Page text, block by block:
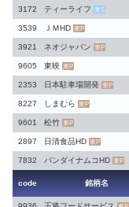
3172 ティーライフ 東S
3539 ＪＭHD 東P
3921 ネオジャパン 東P
9605 東映 東P
2353 日本駐車場開発 東P
8227 しまむら 東P
9601 松竹 東P
2897 日清食品HD 東P
7832 バンダイナムコHD 東P
code 銘柄名